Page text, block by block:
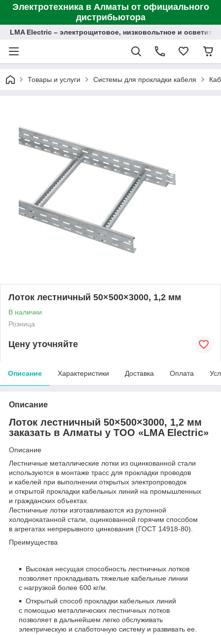
Электротехника в Алматы от официального
дистрибьютора
LMA Electric – электрощитовое, низковольтное и
Товары и услуги Системы для прокладки кабеля
Лоток лестничный 50×500×3000, 1,2 мм
В наличии
Розница
Цену уточняйте
Описание Характеристики Доставка Оплата
Описание
Лоток лестничный 50×500×3000, 1,2 мм
заказать в Алматы у ТОО «LMA Electric»
Описание
Лестничные металлические лотки из оцинкованной стали
используются в монтаже трасс для прокладки проводов
и кабелей при выполнении открытых электропроводок
и открытой прокладки кабельных линий на промышленных
и гражданских объектах.
Лестничные лотки изготавливаются из рулонной
холоднокатанной стали, оцинкованной горячим способом
в агрегатах непрерывного цинкования (ГОСТ 14918-80).
Преимущества
Высокая несущая способность лестничных лотков
позволяет прокладывать тяжелые кабельные линии
с нагрузкой более 600 кг/м.
Открытый способ прокладки кабельных линий
с помощью металлических лестничных лотков
позволяет в дальнейшем легко обслуживать
электрическую и слаботочную систему и развивать ее.